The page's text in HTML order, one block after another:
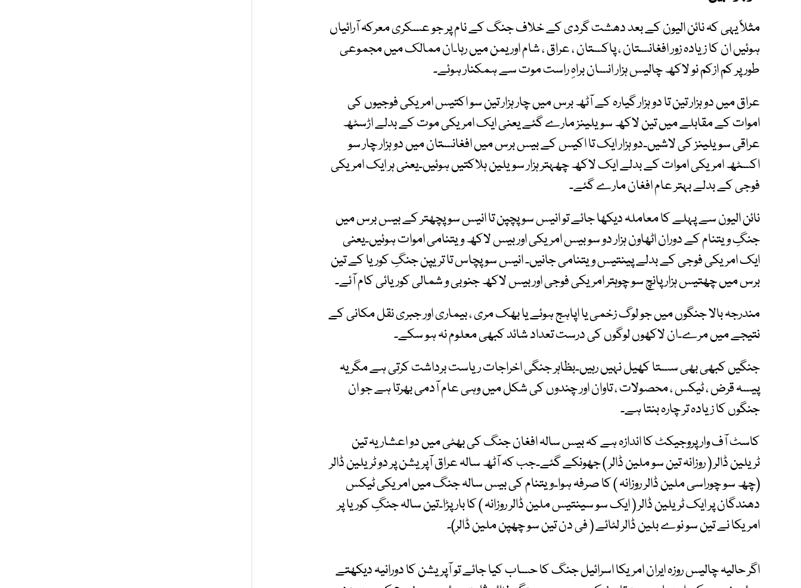
مثلاً یہی کہ نائن الیون کے بعد دھشت گردی کے خلاف جنگ کے نام پر جو عسکری معرکہ آرائیاں
ہوئیں ان کا زیادہ زور افغانستان ، پاکستان ، عراق ، شام اور یمن میں رہا۔ان ممالک میں مجموعی
طور پر کم ازکم نو لاکھ چالیس ہزار انسان براہِ راست موت سے ہمکنار ہوئے۔
عراق میں دو ہزار تین تا دو ہزار گیارہ کے آٹھ برس میں چار ہزار تین سو اکتیس امریکی فوجیوں کی
اموات کے مقابلے میں تین لاکھ سویلینز مارے گئے یعنی ایک امریکی موت کے بدلے اڑسٹھ
عراقی سویلینز کی لاشیں۔دو ہزار ایک تا اکیس کے بیس برس میں افغانستان میں دو ہزار چار سو
اکسٹھ امریکی اموات کے بدلے ایک لاکھ چھہتر ہزار سویلین ہلاکتیں ہوئیں۔یعنی ہر ایک امریکی
فوجی کے بدلے بہتر عام افغان مارے گئے۔
نائن الیون سے پہلے کا معاملہ دیکھا جائے تو انیس سو پچپن تا انیس سو پچھتر کے بیس برس میں
جنگِ ویتنام کے دوران اٹھاون ہزار دو سو بیس امریکی اور بیس لاکھ ویتنامی اموات ہوئیں۔یعنی
ایک امریکی فوجی کے بدلے پینتیس ویتنامی جانیں۔ انیس سو پچاس تا تریپن جنگِ کوریا کے تین
برس میں چھتیس ہزار پانچ سو چوہتر امریکی فوجی اور بیس لاکھ جنوبی و شمالی کوریائی کام آئے۔
مندرجہ بالا جنگوں میں جو لوگ زخمی یا اپاہج ہوئے یا بھک مری ، بیماری اور جبری نقل مکانی کے
نتیجے میں مرے۔ان لاکھوں لوگوں کی درست تعداد شائد کبھی معلوم نہ ہو سکے۔
جنگیں کبھی بھی سستا کھیل نہیں رہیں۔بظاہر جنگی اخراجات ریاست برداشت کرتی ہے مگر یہ
پیسہ قرض ، ٹیکس ، محصولات ، تاوان اور چندوں کی شکل میں وہی عام آدمی بھرتا ہے جو ان
جنگوں کا زیادہ تر چارہ بنتا ہے۔
کاسٹ آف وار پروجیکٹ کا اندازہ ہے کہ بیس سالہ افغان جنگ کی بھٹی میں دو اعشاریہ تین
ٹریلین ڈالر ( روزانہ تین سو ملین ڈالر ) جھونکے گئے۔جب کہ آٹھ سالہ عراق آپریشن پر دو ٹریلین ڈالر
(چھ سو چوراسی ملین ڈالر روزانہ ) کا صرفہ ہوا۔ویتنام کی بیس سالہ جنگ میں امریکی ٹیکس
دھندگان پر ایک ٹریلین ڈالر ( ایک سو سینتیس ملین ڈالر روزانہ ) کا بار پڑا۔تین سالہ جنگِ کوریا پر
امریکا نے تین سو نوے بلین ڈالر لٹائے ( فی دن تین سو چھپن ملین ڈالر)۔
اگر حالیہ چالیس روزہ ایران امریکا اسرائیل جنگ کا حساب کیا جائے تو آپریشن کا دورانیہ دیکھتے